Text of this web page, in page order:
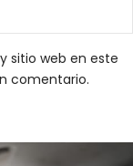
sitio web en este
comentario.